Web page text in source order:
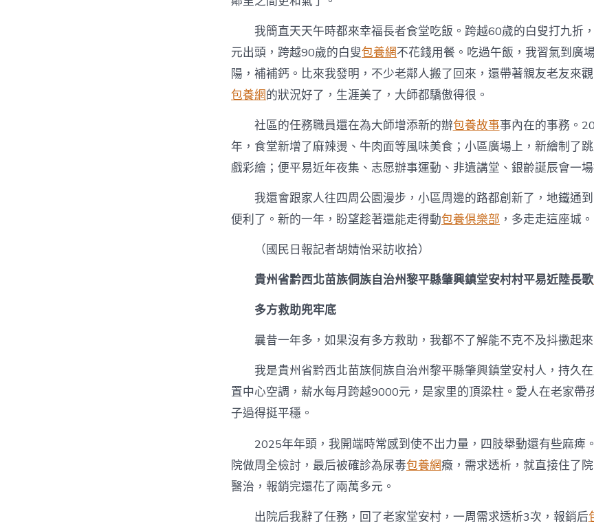
我簡直天天午時都來幸福長者食堂吃飯。跨越60歲的白叟打九折
元出頭，跨越90歲的白叟包養網不花錢用餐。吃過午飯，我習氣到廣
陽，補補鈣。比來我發明，不少老鄰人搬了回來，還帶著親友老友來
包養網的狀況好了，生涯美了，大師都驕傲得很。
社區的任務職員還在為大師增添新的辦包養故事事內在的事務。
年，食堂新增了麻辣燙、牛肉面等風味美食；小區廣場上，新繪制了
戲彩繪；便平易近年夜集、志愿辦事運動、非遺講堂、銀齡誕辰會一
我還會跟家人往四周公園漫步，小區周邊的路都創新了，地鐵通
便利了。新的一年，盼望趁著還能走得動包養俱樂部 ，多走走這座城。
（國民日報記者胡婧怡采訪收拾）
貴州省黔西北苗族侗族自治州黎平縣肇興鎮堂安村村平易近陸長歌
多方救助兜牢底
曩昔一年多，如果沒有多方救助，我都不了解能不克不及抖擻起
我是貴州省黔西北苗族侗族自治州黎平縣肇興鎮堂安村人，持久
置中心空調，薪水每月跨越9000元，是家里的頂梁柱。愛人在老家帶
子過得挺平穩。
2025年年頭，我開端時常感到使不出力量，四肢舉動還有些麻痺
院做周全檢討，最后被確診為尿毒包養網癥，需求透析，就直接住了
醫治，報銷完還花了兩萬多元。
出院后我辭了任務，回了老家堂安村，一周需求透析3次，報銷后